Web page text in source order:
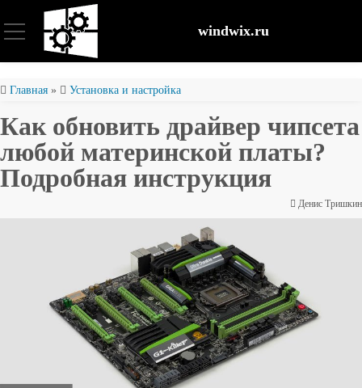
windwix.ru
Установка и настройка
Оптимизация ОС
Восстановление файлов
Главная » Установка и настройка
Как обновить драйвер чипсета
любой материнской платы?
Подробная инструкция
Денис Тришкин